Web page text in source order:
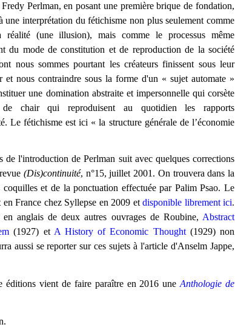
Perlman, en posant une première brique de fondation,
une interprétation du fétichisme non plus seulement comme
réalité (une illusion), mais comme le processus même
du mode de constitution et de reproduction de la société
nous sommes pourtant les créateurs finissent sous leur
et nous contraindre sous la forme d'un « sujet automate »
une domination abstraite et impersonnelle qui corsète
chair qui reproduisent au quotidien les rapports
Le fétichisme est ici «la structure générale de l’économie
l'introduction de Perlman suit avec quelques corrections
(Dis)continuité, n°15, juillet 2001. On trouvera dans la
et de la ponctuation effectuée par Palim Psao. Le
en France chez Syllepse en 2009 etdisponible librement ici.
anglais de deux autres ouvrages de Roubine, Abstract
(1927) et A History of Economic Thought (1929) non
aussi se reporter sur ces sujets à l'article d'Anselm Jappe,
éditions vient de faire paraître en 2016 une Anthologie de